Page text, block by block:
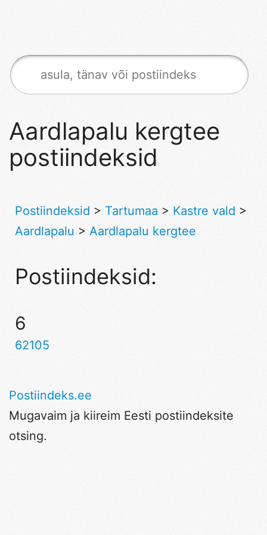
Aardlapalu kergtee
postiindeksid
Postiindeksid > Tartumaa > Kastre vald >
Aardlapalu > Aardlapalu kergtee
Postiindeksid:
6
62105
Postiindeks.ee
Mugavaim ja kiireim Eesti postiindeksite
otsing.